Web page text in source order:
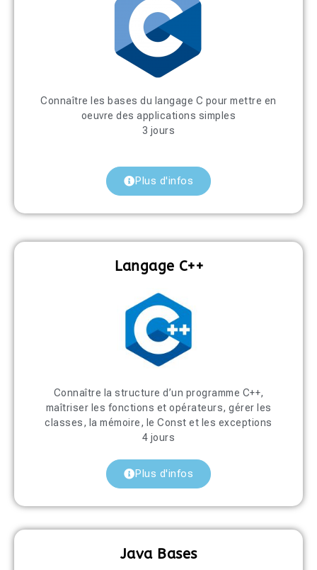
Connaître les bases du langage C pour mettre en
oeuvre des applications simples
3 jours
Plus d'infos
Langage C++
Connaître la structure d’un programme C++,
maîtriser les fonctions et opérateurs, gérer les
classes, la mémoire, le Const et les exceptions
4 jours
Plus d'infos
Java Bases